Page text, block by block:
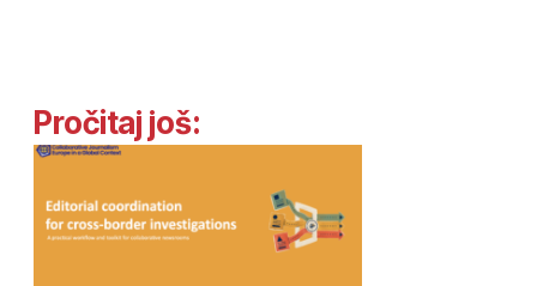
Pročitaj još: